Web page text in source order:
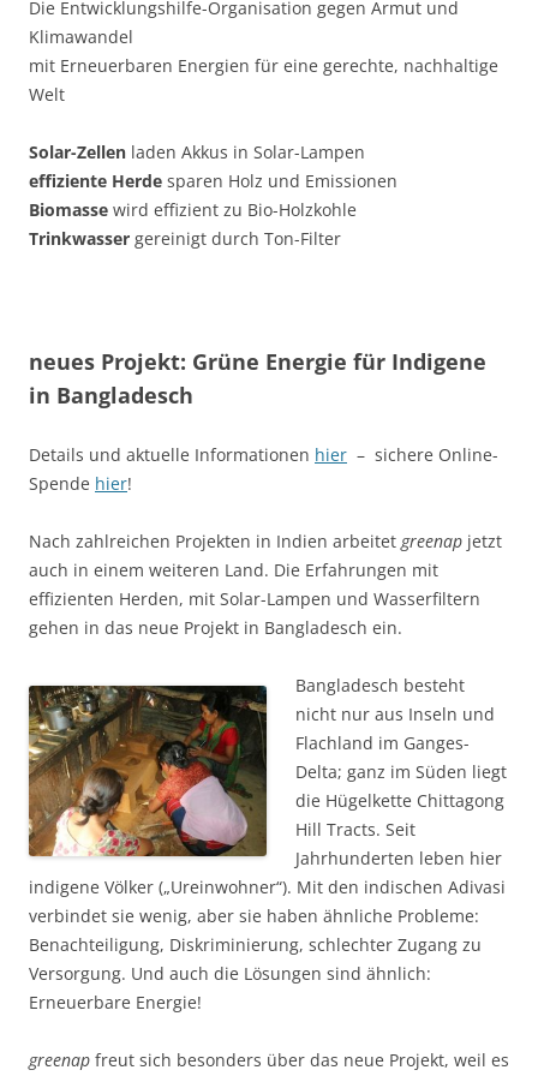
Die Entwicklungshilfe-Organisation gegen Armut und
Klimawandel
mit Erneuerbaren Energien für eine gerechte, nachhaltige
Welt
Solar-Zellen laden Akkus in Solar-Lampen
effiziente Herde sparen Holz und Emissionen
Biomasse wird effizient zu Bio-Holzkohle
Trinkwasser gereinigt durch Ton-Filter
neues Projekt: Grüne Energie für Indigene
in Bangladesch
Details und aktuelle Informationen hier – sichere Online-
Spende hier!
Nach zahlreichen Projekten in Indien arbeitet greenap jetzt
auch in einem weiteren Land. Die Erfahrungen mit
effizienten Herden, mit Solar-Lampen und Wasserfiltern
gehen in das neue Projekt in Bangladesch ein.
Bangladesch besteht
nicht nur aus Inseln und
Flachland im Ganges-
Delta; ganz im Süden liegt
die Hügelkette Chittagong
Hill Tracts. Seit
Jahrhundert­en leben hier
indi­gene Völker („Ureinwohner“). Mit den indischen Adivasi
verbindet sie wenig, aber sie haben ähnliche Probleme:
Benachteiligung, Diskriminierung, schlechter Zugang zu
Versorgung. Und auch die Lösungen sind ähnlich:
Erneuerbare Energie!
greenap freut sich besonders über das neue Projekt, weil es